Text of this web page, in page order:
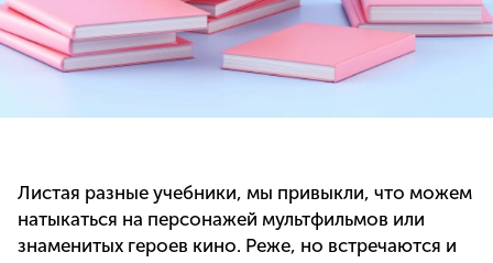
Листая разные учебники, мы привыкли, что можем
натыкаться на персонажей мультфильмов или
знаменитых героев кино. Реже, но встречаются и